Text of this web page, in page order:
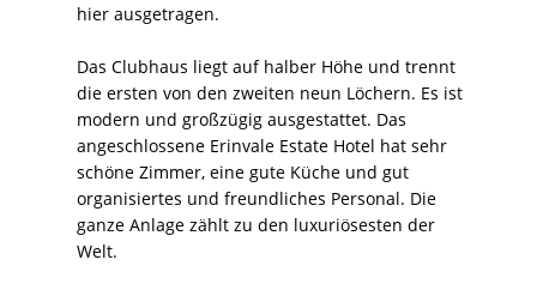
hier ausgetragen.
Das Clubhaus liegt auf halber Höhe und trennt
die ersten von den zweiten neun Löchern. Es ist
modern und großzügig ausgestattet. Das
angeschlossene Erinvale Estate Hotel hat sehr
schöne Zimmer, eine gute Küche und gut
organisiertes und freundliches Personal. Die
ganze Anlage zählt zu den luxuriösesten der
Welt.